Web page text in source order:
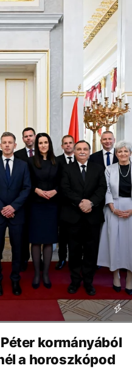
kormányából
a horoszkópod